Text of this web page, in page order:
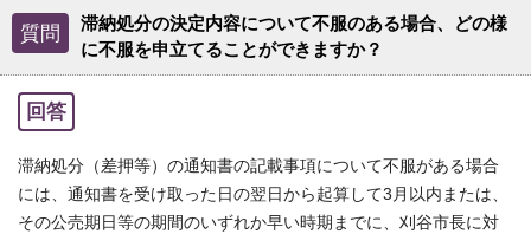
質問
滞納処分の決定内容について不服のある場合、どの様
に不服を申立てることができますか？
回答
滞納処分（差押等）の通知書の記載事項について不服がある場合
には、通知書を受け取った日の翌日から起算して3月以内または、
その公売期日等の期間のいずれか早い時期までに、刈谷市長に対